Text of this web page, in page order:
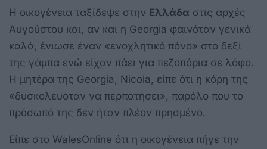
Η οικογένεια ταξίδεψε στην Ελλάδα στις αρχές
Αυγούστου και, αν και η Georgia φαινόταν γενικά
καλά, ένιωσε έναν «ενοχλητικό πόνο» στο δεξί
της γάμπα ενώ είχαν πάει για πεζοπόρια σε λόφο.
Η μητέρα της Georgia, Nicola, είπε ότι η κόρη της
«δυσκολευόταν να περπατήσει», παρόλο που το
πρόσωπό της δεν ήταν πλέον πρησμένο.
Είπε στο WalesOnline ότι η οικογένεια πήγε την